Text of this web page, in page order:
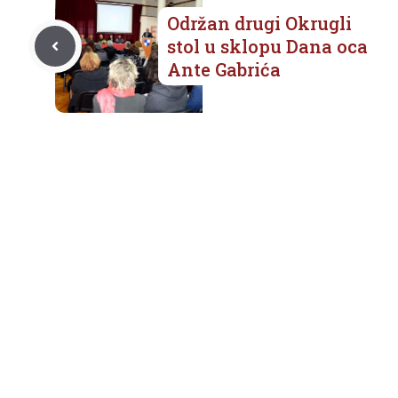
Održan drugi Okrugli
stol u sklopu Dana oca
Ante Gabrića